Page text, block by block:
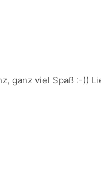
ganz viel Spaß :-))